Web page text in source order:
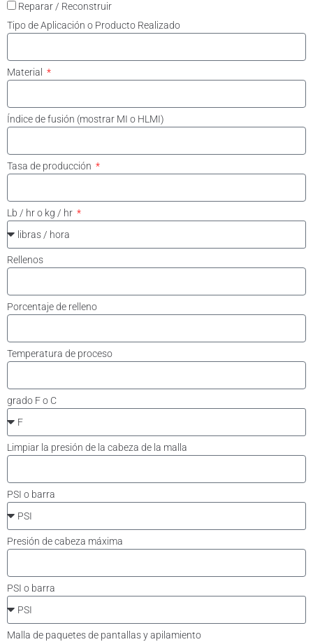
Reparar / Reconstruir
Tipo de Aplicación o Producto Realizado
Material
Índice de fusión (mostrar MI o HLMI)
Tasa de producción
Lb / hr o kg / hr
Rellenos
Porcentaje de relleno
Temperatura de proceso
grado F o C
Limpiar la presión de la cabeza de la malla
PSI o barra
Presión de cabeza máxima
PSI o barra
Malla de paquetes de pantallas y apilamiento